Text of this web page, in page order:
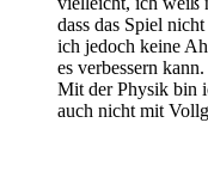
dass das Spiel
ich jedoch keine
es verbessern kann.
Mit der Physik bin
auch nicht mit